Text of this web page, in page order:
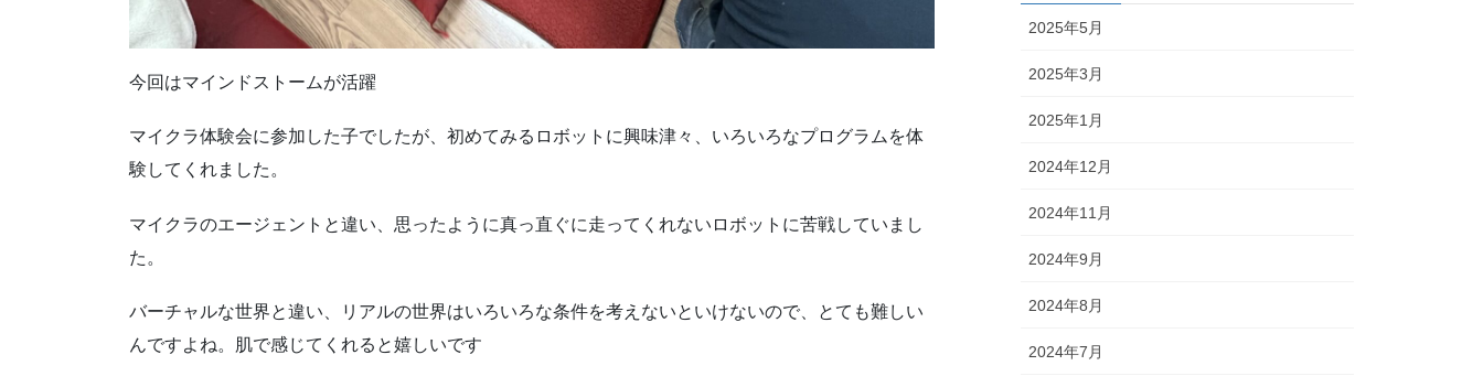
今回はマインドストームが活躍
マイクラ体験会に参加した子でしたが、初めてみるロボットに興味津々、いろいろなプログラムを体
験してくれました。
マイクラのエージェントと違い、思ったように真っ直ぐに走ってくれないロボットに苦戦していまし
た。
バーチャルな世界と違い、リアルの世界はいろいろな条件を考えないといけないので、とても難しい
んですよね。肌で感じてくれると嬉しいです
2025年5月
2025年3月
2025年1月
2024年12月
2024年11月
2024年9月
2024年8月
2024年7月